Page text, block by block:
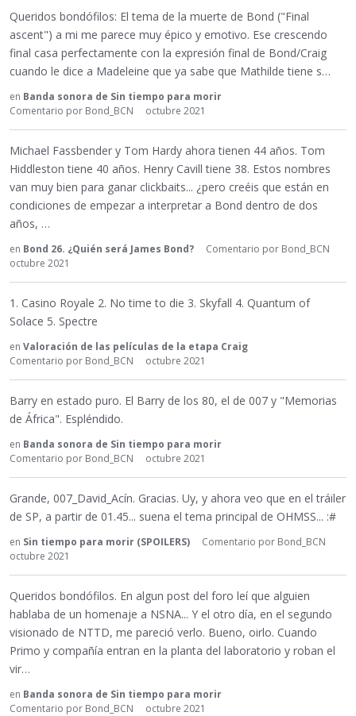
Queridos bondófilos: El tema de la muerte de Bond ("Final
ascent") a mi me parece muy épico y emotivo. Ese crescendo
final casa perfectamente con la expresión final de Bond/Craig
cuando le dice a Madeleine que ya sabe que Mathilde tiene s…
en Banda sonora de Sin tiempo para morir
Comentario por Bond_BCN octubre 2021
Michael Fassbender y Tom Hardy ahora tienen 44 años. Tom
Hiddleston tiene 40 años. Henry Cavill tiene 38. Estos nombres
van muy bien para ganar clickbaits... ¿pero creéis que están en
condiciones de empezar a interpretar a Bond dentro de dos
años, …
en Bond 26. ¿Quién será James Bond? Comentario por Bond_BCN
octubre 2021
1. Casino Royale 2. No time to die 3. Skyfall 4. Quantum of
Solace 5. Spectre
en Valoración de las películas de la etapa Craig
Comentario por Bond_BCN octubre 2021
Barry en estado puro. El Barry de los 80, el de 007 y "Memorias
de África". Espléndido.
en Banda sonora de Sin tiempo para morir
Comentario por Bond_BCN octubre 2021
Grande, 007_David_Acín. Gracias. Uy, y ahora veo que en el tráiler
de SP, a partir de 01.45... suena el tema principal de OHMSS... :#
en Sin tiempo para morir (SPOILERS) Comentario por Bond_BCN
octubre 2021
Queridos bondófilos. En algun post del foro leí que alguien
hablaba de un homenaje a NSNA... Y el otro día, en el segundo
visionado de NTTD, me pareció verlo. Bueno, oirlo. Cuando
Primo y compañía entran en la planta del laboratorio y roban el
vir…
en Banda sonora de Sin tiempo para morir
Comentario por Bond_BCN octubre 2021